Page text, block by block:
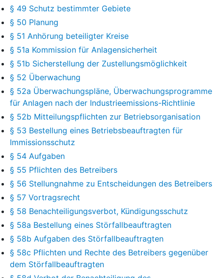
§ 49 Schutz bestimmter Gebiete
§ 50 Planung
§ 51 Anhörung beteiligter Kreise
§ 51a Kommission für Anlagensicherheit
§ 51b Sicherstellung der Zustellungsmöglichkeit
§ 52 Überwachung
§ 52a Überwachungspläne, Überwachungsprogramme
für Anlagen nach der Industrieemissions-Richtlinie
§ 52b Mitteilungspflichten zur Betriebsorganisation
§ 53 Bestellung eines Betriebsbeauftragten für
Immissionsschutz
§ 54 Aufgaben
§ 55 Pflichten des Betreibers
§ 56 Stellungnahme zu Entscheidungen des Betreibers
§ 57 Vortragsrecht
§ 58 Benachteiligungsverbot, Kündigungsschutz
§ 58a Bestellung eines Störfallbeauftragten
§ 58b Aufgaben des Störfallbeauftragten
§ 58c Pflichten und Rechte des Betreibers gegenüber
dem Störfallbeauftragten